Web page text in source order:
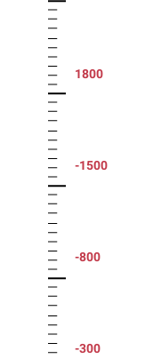
1800
-1500
-800
-300